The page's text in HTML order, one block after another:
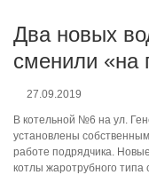
Два новых
сменили «на
27.09.2019
В котельной №6 на ул.
установлены
работе подрядчика.
котлы жаротрубного типа